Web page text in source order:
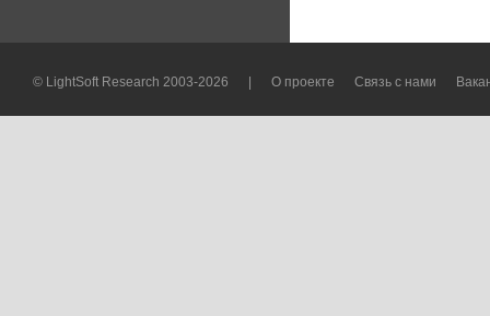
© LightSoft Research 2003-2026 О проекте Связь с нами